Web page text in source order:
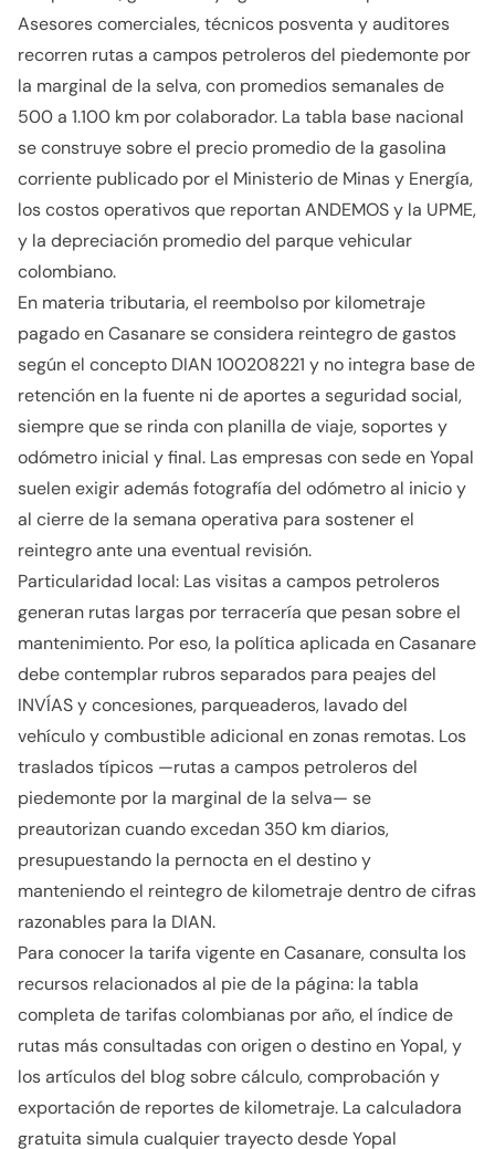
Asesores comerciales, técnicos posventa y auditores
recorren rutas a campos petroleros del piedemonte por
la marginal de la selva, con promedios semanales de
500 a 1.100 km por colaborador. La tabla base nacional
se construye sobre el precio promedio de la gasolina
corriente publicado por el Ministerio de Minas y Energía,
los costos operativos que reportan ANDEMOS y la UPME,
y la depreciación promedio del parque vehicular
colombiano.
En materia tributaria, el reembolso por kilometraje
pagado en Casanare se considera reintegro de gastos
según el concepto DIAN 100208221 y no integra base de
retención en la fuente ni de aportes a seguridad social,
siempre que se rinda con planilla de viaje, soportes y
odómetro inicial y final. Las empresas con sede en Yopal
suelen exigir además fotografía del odómetro al inicio y
al cierre de la semana operativa para sostener el
reintegro ante una eventual revisión.
Particularidad local: Las visitas a campos petroleros
generan rutas largas por terracería que pesan sobre el
mantenimiento. Por eso, la política aplicada en Casanare
debe contemplar rubros separados para peajes del
INVÍAS y concesiones, parqueaderos, lavado del
vehículo y combustible adicional en zonas remotas. Los
traslados típicos —rutas a campos petroleros del
piedemonte por la marginal de la selva— se
preautorizan cuando excedan 350 km diarios,
presupuestando la pernocta en el destino y
manteniendo el reintegro de kilometraje dentro de cifras
razonables para la DIAN.
Para conocer la tarifa vigente en Casanare, consulta los
recursos relacionados al pie de la página: la tabla
completa de tarifas colombianas por año, el índice de
rutas más consultadas con origen o destino en Yopal, y
los artículos del blog sobre cálculo, comprobación y
exportación de reportes de kilometraje. La calculadora
gratuita simula cualquier trayecto desde Yopal